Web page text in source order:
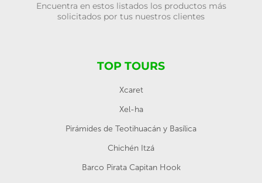
Encuentra en estos listados los productos más
solicitados por tus nuestros clientes
TOP TOURS
Xcaret
Xel-ha
Pirámides de Teotihuacán y Basílica
Chichén Itzá
Barco Pirata Capitan Hook